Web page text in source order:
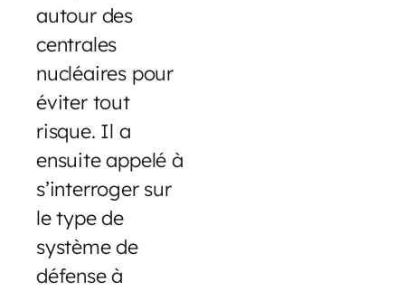
autour des
centrales
nucléaires pour
éviter tout
risque. Il a
ensuite appelé à
s’interroger sur
le type de
système de
défense à